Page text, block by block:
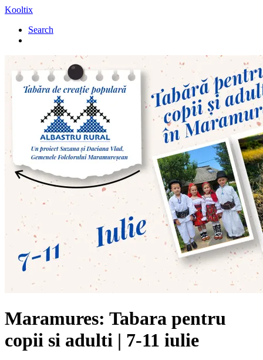
Kooltix
Search
Maramures: Tabara pentru
copii si adulti | 7-11 iulie